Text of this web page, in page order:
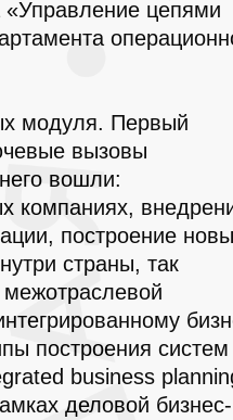
«Управление цепями
модуля. Первый
вызовы
вошли:
компаниях,
построение
страны, так
построения систем
business
деловой бизнес-